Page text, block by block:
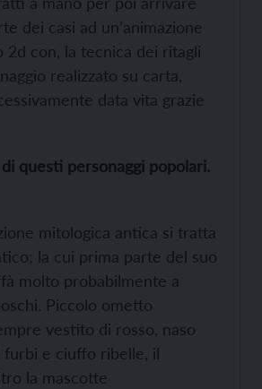
dei casi ad un’animazione
2d con, la tecnica dei ritagli
realizzato su carta,
data vita grazie
questi personaggi popolari.
mitologica antica si tratta
la cui prima parte del suo
molto probabilmente a
Piccolo ometto
vestito di rosso, naso
furbi e ciuffo ribelle, il
la mascotte